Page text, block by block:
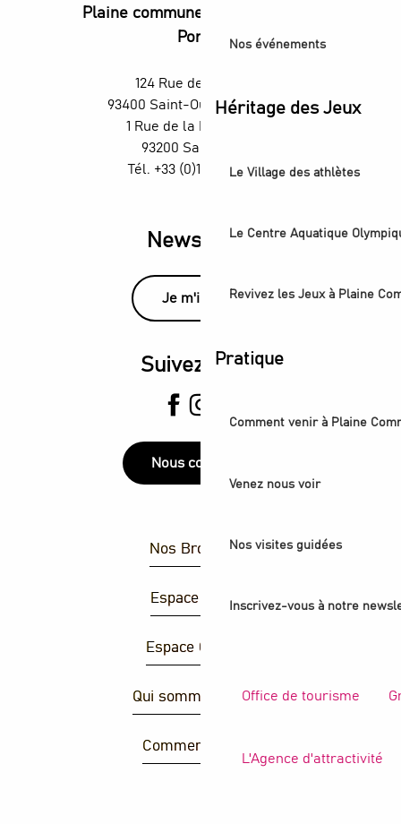
Nos événements
Héritage des Jeux
Le Village des athlètes
Le Centre Aquatique
Revivez les Jeux à Plaine
Pratique
Comment venir à Plaine
Venez nous voir
Nos visites guidées
Inscrivez-vous à notre
Office de tourisme
L'Agence d'attractivité
Plaine commune vous Ouvre ses
Portes
124 Rue des Rosiers,
93400 Saint-Ouen-sur-Seine
1 Rue de la République,
93200 Saint-Denis
Tél. +33 (0)1 55 870 870
Newsletter
Je m'inscris
Suivez-nous
Nous contacter
Nos Brochures
Espace Presse
Espace Groupes
Qui sommes-nous ?
Comment venir ?